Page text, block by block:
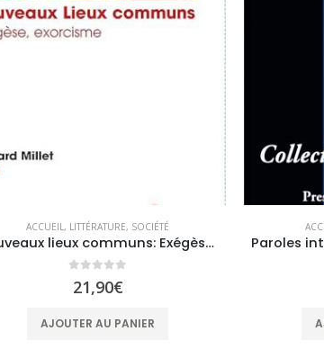
ACCUEIL , LITTÉRATURE, SOCIÉTÉ
Nouveaux lieux communs: Exégèse, exorcisme
21,90€
AJOUTER AU PANIER